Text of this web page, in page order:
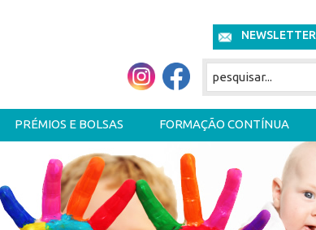
NEWSLETTER
PRÉMIOS E BOLSAS FORMAÇÃO CONTÍNUA